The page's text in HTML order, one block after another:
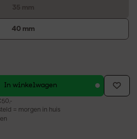
40 mm
In winkelwagen
= morgen in huis